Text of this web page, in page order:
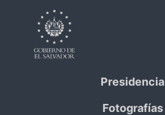
Presidencia
Fotografías